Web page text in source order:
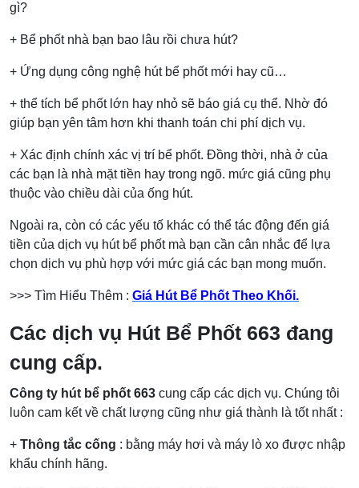
gì?
+ Bể phốt nhà bạn bao lâu rồi chưa hút?
+ Ứng dụng công nghệ hút bể phốt mới hay cũ…
+ thể tích bể phốt lớn hay nhỏ sẽ báo giá cụ thể. Nhờ đó
giúp bạn yên tâm hơn khi thanh toán chi phí dịch vụ.
+ Xác định chính xác vị trí bể phốt. Đồng thời, nhà ở của
các bạn là nhà mặt tiền hay trong ngõ. mức giá cũng phụ
thuộc vào chiều dài của ống hút.
Ngoài ra, còn có các yếu tố khác có thể tác động đến giá
tiền của dịch vụ hút bể phốt mà bạn cần cân nhắc để lựa
chọn dịch vụ phù hợp với mức giá các bạn mong muốn.
>>> Tìm Hiểu Thêm : Giá Hút Bể Phốt Theo Khối.
Các dịch vụ Hút Bể Phốt 663 đang
cung cấp.
Công ty hút bể phốt 663 cung cấp các dịch vụ. Chúng tôi
luôn cam kết về chất lượng cũng như giá thành là tốt nhất :
+ Thông tắc cống : bằng máy hơi và máy lò xo được nhập
khẩu chính hãng.